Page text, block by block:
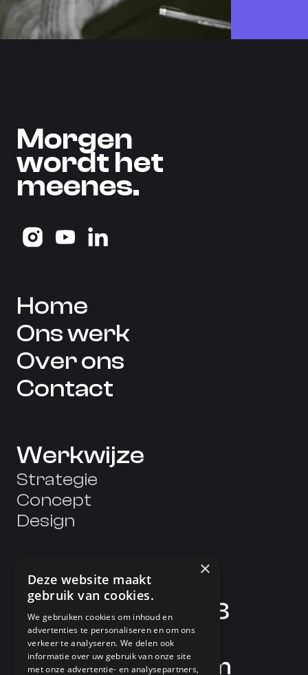
Morgen
wordt het
meenes.
Home
Ons werk
Over ons
Contact
Werkwijze
Strategie
Concept
Design
info@meenes.nl
(+31) 6 30 298 628
Harlingerdijk 20,
8754 EC, Makkum
×
Deze website maakt
gebruik van cookies.
We gebruiken cookies om inhoud en
advertenties te personaliseren en om ons
verkeer te analyseren. We delen ook
informatie over uw gebruik van onze site
met onze advertentie- en analysepartners,